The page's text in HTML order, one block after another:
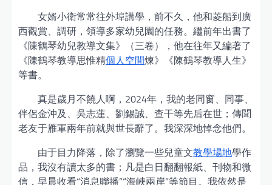
女婿小衛常常往外埠講學，前不久，他和菱船到廣
西觀賞、調研，領導多家幼兒園的任務。繼前年出書了
《陳鶴琴幼兒教導文集》（三卷），他在往年又編著了
《陳鶴琴教導思惟精個人空間煉》《陳鶴琴教導人生》
等書。
真是歲月不饒人啊，2024年，我的老同窗、同事、
伴侶金沖及、吳志蓮、劉錫誠、查干等先后在世；傳聞
老友于雁軍兩年前就與世長辭了。我深深地悼念他們。
由于目力降落，除了瀏覽一些兒童文教學場地學作
品，我沒有讀太多的書；凡是白日翻翻報紙、刊物和微
信，早晨收看“消息聯播”“海峽兩岸”等節目。我依然是